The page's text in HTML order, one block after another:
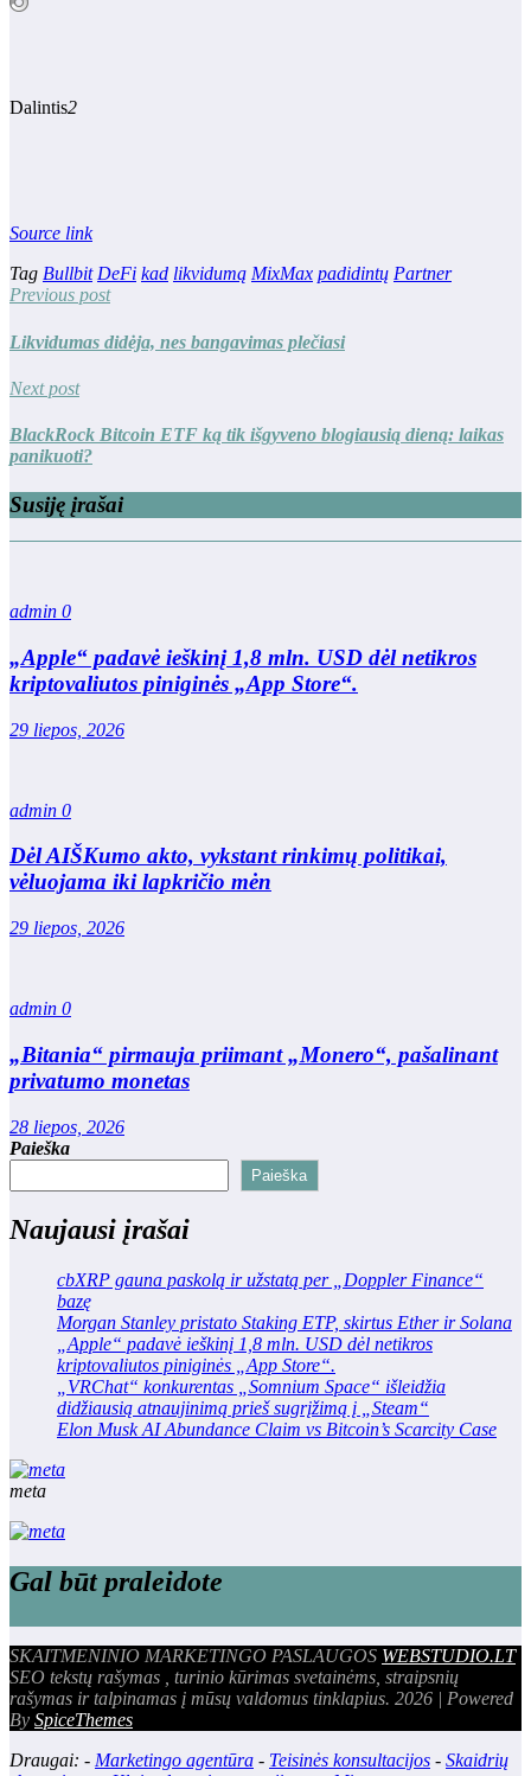
Dalintis2
Source link
Tag Bullbit DeFi kad likvidumą MixMax padidintų Partner
Previous post
Likvidumas didėja, nes bangavimas plečiasi
Next post
BlackRock Bitcoin ETF ką tik išgyveno blogiausią dieną: laikas
panikuoti?
Susiję įrašai
admin 0
„Apple“ padavė ieškinį 1,8 mln. USD dėl netikros
kriptovaliutos piniginės „App Store“.
29 liepos, 2026
admin 0
Dėl AIŠKumo akto, vykstant rinkimų politikai,
vėluojama iki lapkričio mėn
29 liepos, 2026
admin 0
„Bitania“ pirmauja priimant „Monero“, pašalinant
privatumo monetas
28 liepos, 2026
Paieška
Paieška
Naujausi įrašai
cbXRP gauna paskolą ir užstatą per „Doppler Finance“
bazę
Morgan Stanley pristato Staking ETP, skirtus Ether ir Solana
„Apple“ padavė ieškinį 1,8 mln. USD dėl netikros
kriptovaliutos piniginės „App Store“.
„VRChat“ konkurentas „Somnium Space“ išleidžia
didžiausią atnaujinimą prieš sugrįžimą į „Steam“
Elon Musk AI Abundance Claim vs Bitcoin’s Scarcity Case
meta
Gal būt praleidote
SKAITMENINIO MARKETINGO PASLAUGOS WEBSTUDIO.LT
SEO tekstų rašymas , turinio kūrimas svetainėms, straipsnių
rašymas ir talpinamas į mūsų valdomus tinklapius. 2026 | Powered
By SpiceThemes
Draugai: - Marketingo agentūra - Teisinės konsultacijos - Skaidrių